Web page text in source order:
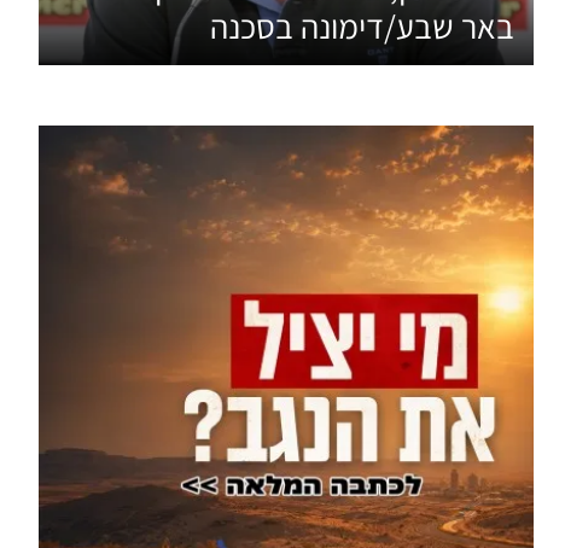
עוד בחדשות >
1,600 מתושבי עומר השתתפו בגיבוש
תוכנית האב לחינוך: זה מה שהם
ביקשו לשנות